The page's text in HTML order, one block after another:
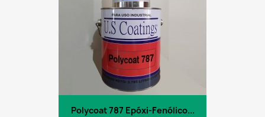
Polycoat 787 Epóxi-Fenólico...